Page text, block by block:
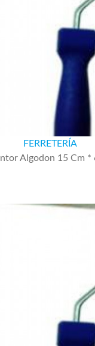
FERRETERÍA
Algodon 15 Cm *